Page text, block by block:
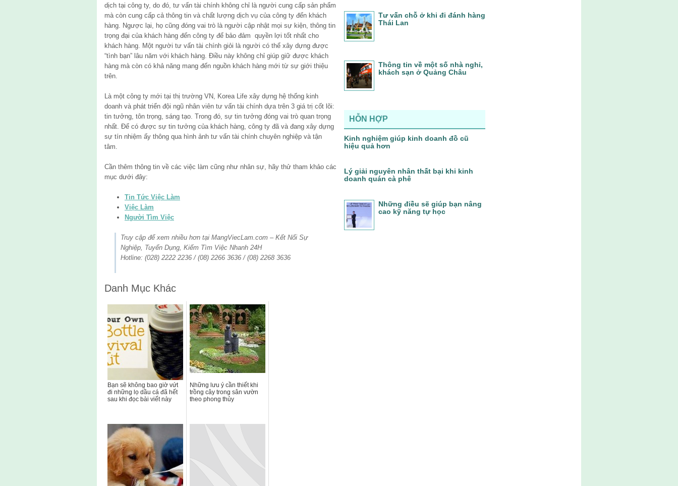
dịch tại công ty, do đó, tư vấn tài chính không chỉ là người cung cấp sản phẩm
mà còn cung cấp cả thông tin và chất lượng dịch vụ của công ty đến khách
hàng. Ngược lại, họ cũng đóng vai trò là người cập nhật mọi sự kiện, thông tin
trọng đại của khách hàng đến công ty để bảo đảm quyền lợi tốt nhất cho
khách hàng. Một người tư vấn tài chính giỏi là người có thể xây dựng được
“tình bạn” lâu năm với khách hàng. Điều này không chỉ giúp giữ được khách
hàng mà còn có khả năng mang đến nguồn khách hàng mới từ sự giới thiệu
trên.
Là một công ty mới tại thị trường VN, Korea Life xây dựng hệ thống kinh
doanh và phát triển đội ngũ nhân viên tư vấn tài chính dựa trên 3 giá trị cốt lõi:
tin tưởng, tôn trọng, sáng tạo. Trong đó, sự tin tưởng đóng vai trò quan trọng
nhất. Để có được sự tin tưởng của khách hàng, công ty đã và đang xây dựng
sự tín nhiệm ấy thông qua hình ảnh tư vấn tài chính chuyên nghiệp và tận
tâm.
Cần thêm thông tin về các việc làm cũng như nhân sự, hãy thử tham khảo các
mục dưới đây:
Tin Tức Việc Làm
Việc Làm
Người Tìm Việc
Truy cập để xem nhiều hơn tại MangViecLam.com – Kết Nối Sự
Nghiệp, Tuyển Dụng, Kiếm Tìm Việc Nhanh 24H
Hotline: (028) 2222 2236 / (08) 2266 3636 / (08) 2268 3636
Danh Mục Khác
Bạn sẽ không bao giờ vứt
đi những lọ dầu cá đã hết
sau khi đọc bài viết này
Những lưu ý cần thiết khi
trồng cây trong sân vườn
theo phong thủy
Tư vấn chỗ ở khi đi đánh hàng
Thái Lan
Thông tin về một số nhà nghỉ,
khách sạn ở Quảng Châu
HỖN HỢP
Kinh nghiệm giúp kinh doanh đồ cũ
hiệu quả hơn
Lý giải nguyên nhân thất bại khi kinh
doanh quán cà phê
Những điều sẽ giúp bạn nâng
cao kỹ năng tự học